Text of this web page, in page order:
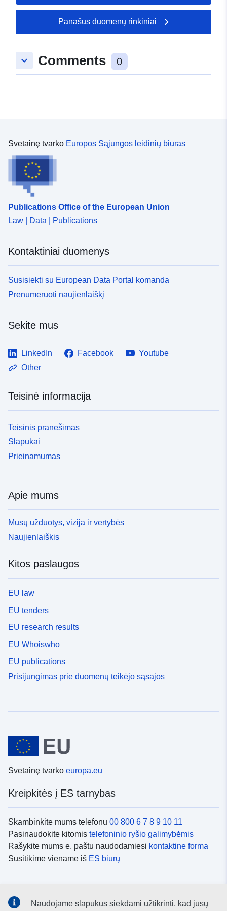
50.48852 ], [ 9.080746,
49.865099 ], [ 8.2944,
Rūšis:
Panašūs duomenų rinkiniai
keyboard_arrow_down Comments 0
Svetainę tvarko Europos Sąjungos leidinių biuras
Publications Office of the European Union
Law | Data | Publications
Kontaktiniai duomenys
Susisiekti su European Data Portal komanda
Prenumeruoti naujienlaiškį
Sekite mus
LinkedIn Facebook
Youtube
Other
Teisinė informacija
Teisinis pranešimas
Slapukai
Prieinamumas
Apie mums
Mūsų užduotys, vizija ir vertybės
Naujienlaiškis
Kitos paslaugos
EU law
EU tenders
EU research results
EU Whoiswho
EU publications
Prisijungimas prie duomenų teikėjo sąsajos
Svetainę tvarko europa.eu
Kreipkitės į ES tarnybas
Skambinkite mums telefonu 00 800 6 7 8 9 10 11
Pasinaudokite kitomis telefoninio ryšio galimybėmis
Rašykite mums e. paštu naudodamiesi kontaktine forma
Susitikime viename iš ES biurų
Naudojame slapukus siekdami užtikrinti, kad jūsų